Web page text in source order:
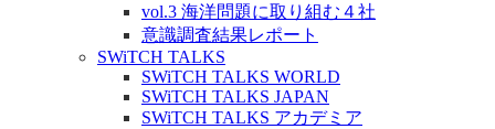
vol.3 海洋問題に取り組む４社
意識調査結果レポート
SWiTCH TALKS
SWiTCH TALKS WORLD
SWiTCH TALKS JAPAN
SWiTCH TALKS アカデミア